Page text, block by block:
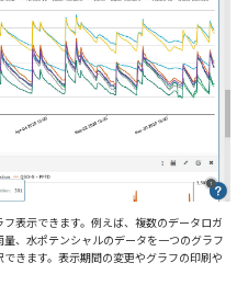
表示できます。例えば、複数のデータロガ
、水ポテンシャルのデータを一つのグラフ
きます。表示期間の変更やグラフの印刷や